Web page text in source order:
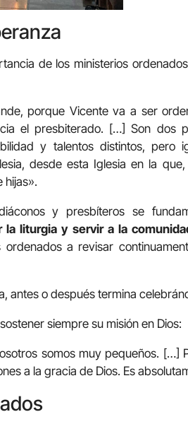
de los ministerios
porque Vicente va a ser
el presbiterado. […] Son dos
y talentos distintos, pero
desde esta Iglesia en la
hijas».
y presbíteros se
la liturgia y servir a la
ordenados a revisar
antes o después termina
siempre su misión en Dios:
somos muy pequeños. […]
a la gracia de Dios. Es